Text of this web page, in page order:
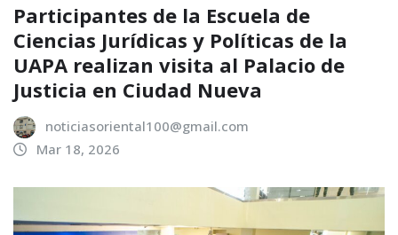
Participantes de la Escuela de
Ciencias Jurídicas y Políticas de la
UAPA realizan visita al Palacio de
Justicia en Ciudad Nueva
noticiasoriental100@gmail.com
Mar 18, 2026